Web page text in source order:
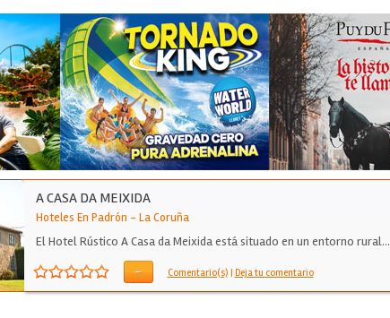
A CASA DA MEIXIDA
Hoteles En Padrón - La Coruña
El Hotel Rústico A Casa da Meixida está situado en un entorno rural…
- Comentario(s) | Deja tu comentario